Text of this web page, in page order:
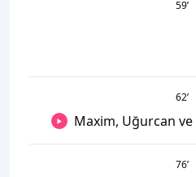
59’
62’
Maxim, Uğurcan
76’